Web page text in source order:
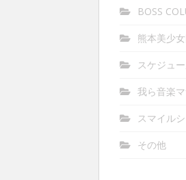
BOSS
熊本美少
スケジュ
我ら音楽
スマイル
その他